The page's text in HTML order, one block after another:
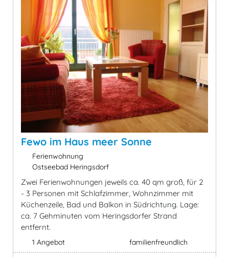
Fewo im Haus meer Sonne
Ferienwohnung
Ostseebad Heringsdorf
Zwei Ferienwohnungen jeweils ca. 40 qm groß, für 2
- 3 Personen mit Schlafzimmer, Wohnzimmer mit
Küchenzeile, Bad und Balkon in Südrichtung. Lage:
ca. 7 Gehminuten vom Heringsdorfer Strand
entfernt.
1 Angebot familienfreundlich